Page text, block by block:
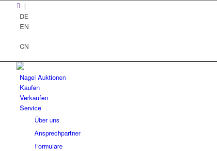
|
DE
EN
CN
Nagel Auktionen
Kaufen
Verkaufen
Service
Über uns
Ansprechpartner
Formulare